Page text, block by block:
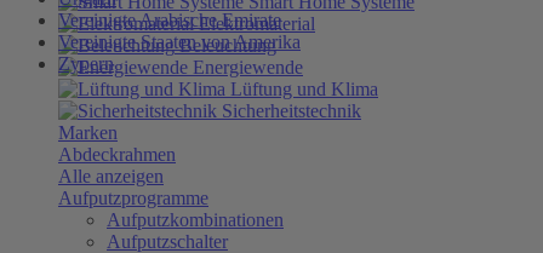
Vereinigte Arabische Emirate
Vereinigte Staaten von Amerika
Zypern
Elektromaterial
Beleuchtung
Energiewende
Lüftung und Klima
Sicherheitstechnik
Marken
Abdeckrahmen
Alle anzeigen
Aufputzprogramme
Aufputzkombinationen
Aufputzschalter